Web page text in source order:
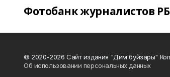
Фотобанк журналистов РБ
© 2020-2026 Сайт издания "Дим буйзары"
Об использовании персональных данных